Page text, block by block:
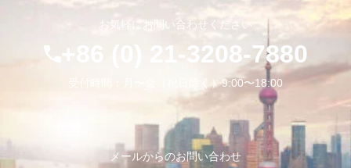
お気軽にお問い合わせください
+86 (0) 21-3208-7880
受付時間：月〜金（祝日除く）9:00〜18:00
メールからのお問い合わせ